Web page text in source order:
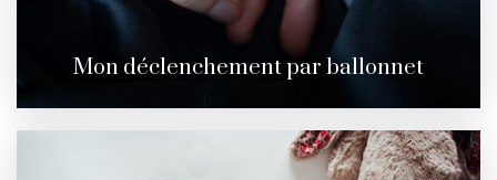
Mon déclenchement par ballonnet